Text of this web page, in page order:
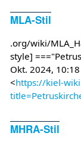
MLA-Stil
.org/wiki/
style]
Okt. 2024,
<https://kiel-
MHRA-Stil